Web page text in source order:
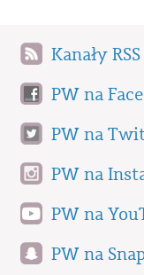
Kanały RSS
PW na
PW na
PW na
PW na
PW na